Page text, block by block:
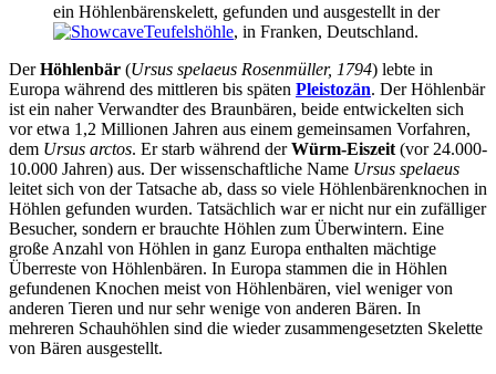
ein Höhlenbärenskelett, gefunden und ausgestellt in der
Teufelshöhle, in Franken, Deutschland.
DerHöhlenbär (Ursus spelaeus Rosenmüller, 1794) lebte in
Europa während des mittleren bis späten Pleistozän. Der Höhlenbär
ist ein naher Verwandter des Braunbären, beide entwickelten sich
vor etwa 1,2 Millionen Jahren aus einem gemeinsamen Vorfahren,
dem Ursus arctos. Er starb während derWürm-Eiszeit (vor 24.000-
10.000 Jahren) aus. Der wissenschaftliche Name Ursus spelaeus
leitet sich von der Tatsache ab, dass so viele Höhlenbärenknochen in
Höhlen gefunden wurden. Tatsächlich war er nicht nur ein zufälliger
Besucher, sondern er brauchte Höhlen zum Überwintern. Eine
große Anzahl von Höhlen in ganz Europa enthalten mächtige
Überreste von Höhlenbären. In Europa stammen die in Höhlen
gefundenen Knochen meist von Höhlenbären, viel weniger von
anderen Tieren und nur sehr wenige von anderen Bären. In
mehreren Schauhöhlen sind die wieder zusammengesetzten Skelette
von Bären ausgestellt.